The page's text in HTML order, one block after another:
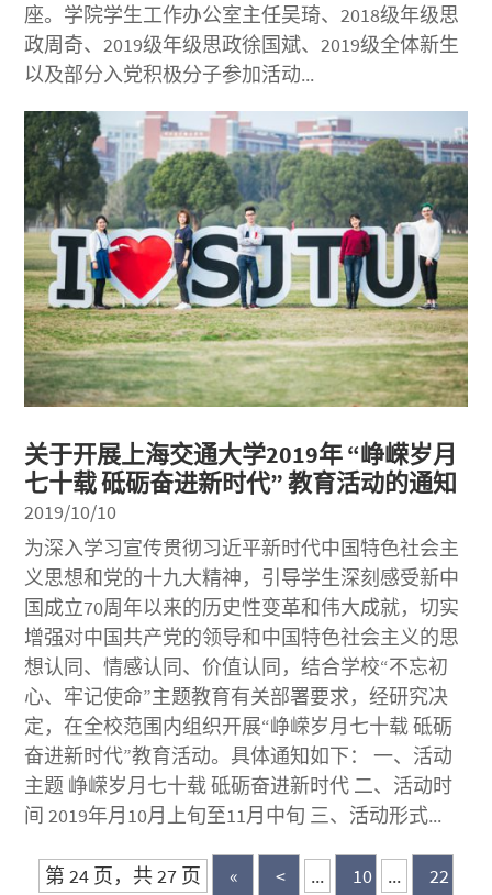
座。学院学生工作办公室主任吴琦、2018级年级思
政周奇、2019级年级思政徐国斌、2019级全体新生
以及部分入党积极分子参加活动...
关于开展上海交通大学2019年 “峥嵘岁月
七十载 砥砺奋进新时代” 教育活动的通知
2019/10/10
为深入学习宣传贯彻习近平新时代中国特色社会主
义思想和党的十九大精神，引导学生深刻感受新中
国成立70周年以来的历史性变革和伟大成就，切实
增强对中国共产党的领导和中国特色社会主义的思
想认同、情感认同、价值认同，结合学校“不忘初
心、牢记使命”主题教育有关部署要求，经研究决
定，在全校范围内组织开展“峥嵘岁月七十载 砥砺
奋进新时代”教育活动。具体通知如下： 一、活动
主题 峥嵘岁月七十载 砥砺奋进新时代 二、活动时
间 2019年月10月上旬至11月中旬 三、活动形式...
第 24 页，共 27 页 « < ... 10 ... 22